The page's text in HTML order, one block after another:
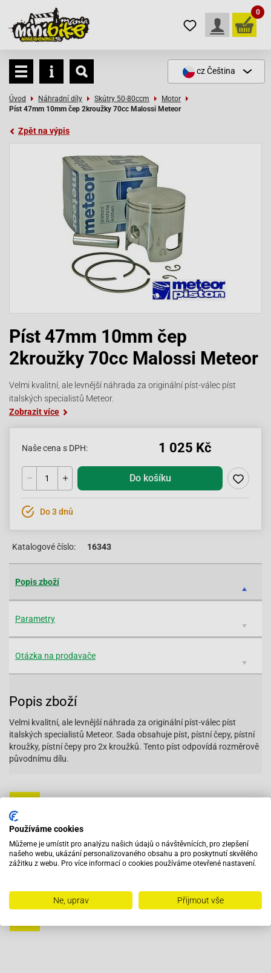
0
czČeština
Úvod Náhradní díly Skútry 50-80ccm
Motor
Píst 47mm 10mm čep 2kroužky 70cc Malossi Meteor
Zpět na výpis
Píst 47mm 10mm čep
2kroužky 70cc Malossi Meteor
Velmi kvalitní, ale levnější náhrada za originální píst-válec píst
italských specialistů Meteor.
Zobrazit více
Naše cena s DPH: 1 025 Kč
Do košíku
Do 3 dnů
Katalogové číslo: 16343
Popis zboží
Parametry
Otázka na prodavače
Popis zboží
Velmi kvalitní, ale levnější náhrada za originální píst-válec píst
italských specialistů Meteor. Sada obsahuje píst, pístní čepy, pístní
kroužky, pístní čepy pro 2x kroužků. Tento píst odpovídá rozměrově
původnímu dílu.
Při objednání do 12:00 zboží zítra u vás
Používáme cookies
Můžeme je umístit pro analýzu našich údajů o návštěvnících, pro zlepšení
našeho webu, ukázání personalizovaného obsahu a pro poskytnutí skvělého
zážitku z webu. Pro více informací o cookies používáme otevřené nastavení.
Ne, uprav Přijmout vše